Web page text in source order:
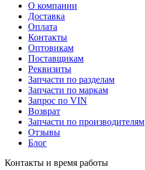
О компании
Доставка
Оплата
Контакты
Оптовикам
Поставщикам
Реквизиты
Запчасти по разделам
Запчасти по маркам
Запрос по VIN
Возврат
Запчасти по производителям
Отзывы
Блог
Контакты и время работы